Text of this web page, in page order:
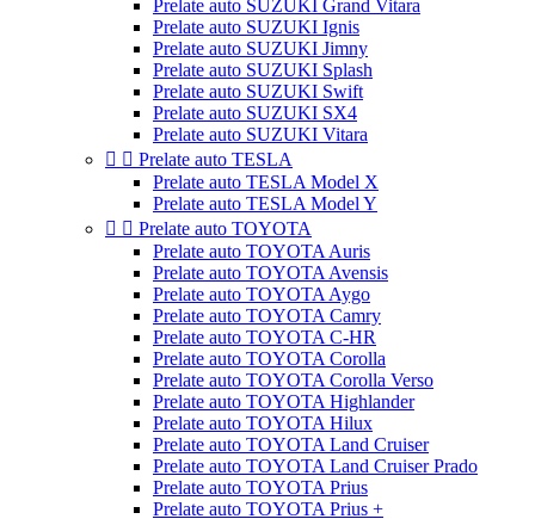
Prelate auto SUZUKI Grand Vitara
Prelate auto SUZUKI Ignis
Prelate auto SUZUKI Jimny
Prelate auto SUZUKI Splash
Prelate auto SUZUKI Swift
Prelate auto SUZUKI SX4
Prelate auto SUZUKI Vitara
  Prelate auto TESLA
Prelate auto TESLA Model X
Prelate auto TESLA Model Y
  Prelate auto TOYOTA
Prelate auto TOYOTA Auris
Prelate auto TOYOTA Avensis
Prelate auto TOYOTA Aygo
Prelate auto TOYOTA Camry
Prelate auto TOYOTA C-HR
Prelate auto TOYOTA Corolla
Prelate auto TOYOTA Corolla Verso
Prelate auto TOYOTA Highlander
Prelate auto TOYOTA Hilux
Prelate auto TOYOTA Land Cruiser
Prelate auto TOYOTA Land Cruiser Prado
Prelate auto TOYOTA Prius
Prelate auto TOYOTA Prius +